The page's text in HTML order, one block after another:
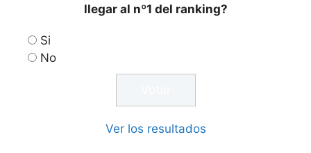
llegar al nº1 del ranking?
Si
No
Ver los resultados